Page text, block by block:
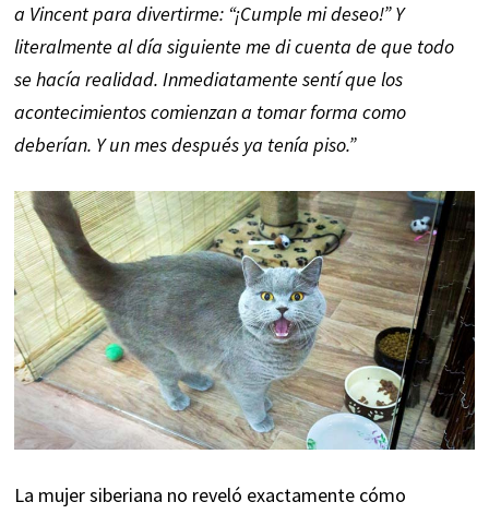
a Vincent para divertirme: “¡Cumple mi deseo!” Y
literalmente al día siguiente me di cuenta de que todo
se hacía realidad. Inmediatamente sentí que los
acontecimientos comienzan a tomar forma como
deberían. Y un mes después ya tenía piso.”
La mujer siberiana no reveló exactamente cómo